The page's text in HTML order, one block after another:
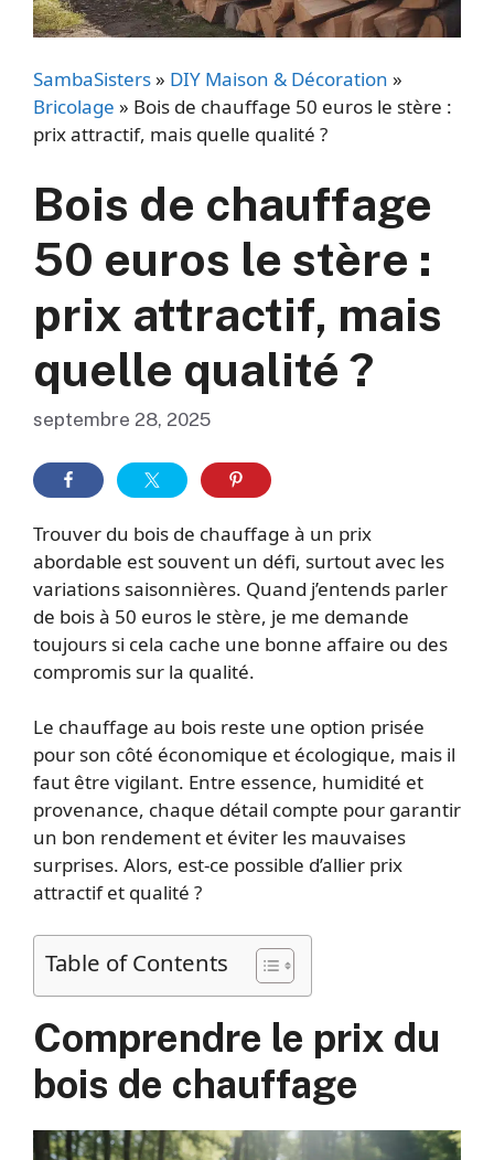
SambaSisters» DIY Maison & Décoration »
Bricolage » Bois de chauffage 50 euros le stère :
prix attractif, mais quelle qualité ?
Bois de chauffage
50 euros le stère :
prix attractif, mais
quelle qualité ?
septembre 28, 2025
Trouver du bois de chauffage à un prix
abordable est souvent un défi, surtout avec les
variations saisonnières. Quand j’entends parler
de bois à 50 euros le stère, je me demande
toujours si cela cache une bonne affaire ou des
compromis sur la qualité.
Le chauffage au bois reste une option prisée
pour son côté économique et écologique, mais il
faut être vigilant. Entre essence, humidité et
provenance, chaque détail compte pour garantir
un bon rendement et éviter les mauvaises
surprises. Alors, est-ce possible d’allier prix
attractif et qualité ?
Table of Contents
Comprendre le prix du
bois de chauffage